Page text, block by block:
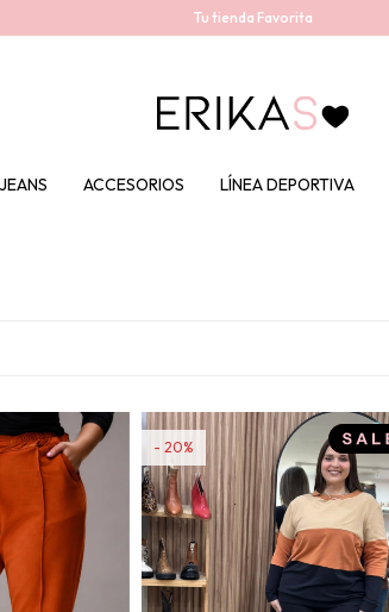
Tu tienda Favorita
JEANS ACCESORIOS LÍNEA DEPORTIVA
20